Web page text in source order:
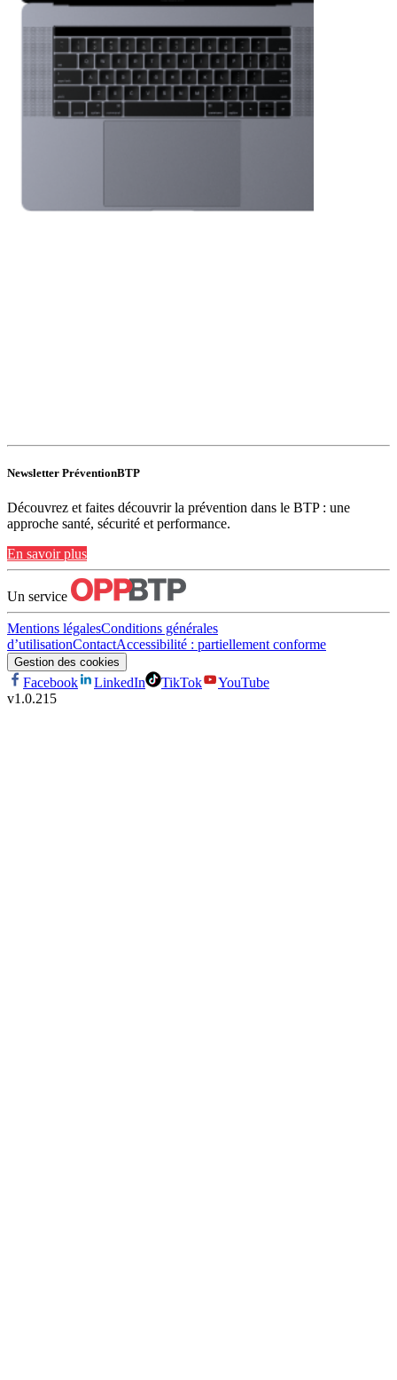
Newsletter PréventionBTP
Découvrez et faites découvrir la prévention dans le BTP : une
approche santé, sécurité et performance.
En savoir plus
Un service
Mentions légalesConditions générales
d’utilisationContactAccessibilité : partiellement conforme
Gestion des cookies
Facebook LinkedIn TikTok
YouTube
v1.0.215